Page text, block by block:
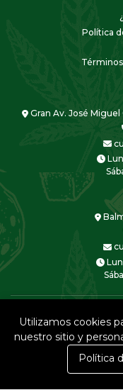
Política
Gran Av. José
Utilizamos cookies
nuestro sitio y
Política